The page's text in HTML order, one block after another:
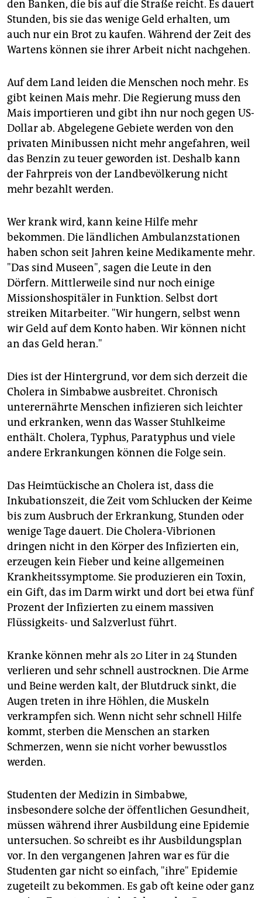
den Banken, die bis auf die Straße reicht. Es dauert
Stunden, bis sie das wenige Geld erhalten, um
auch nur ein Brot zu kaufen. Während der Zeit des
Wartens können sie ihrer Arbeit nicht nachgehen.
Auf dem Land leiden die Menschen noch mehr. Es
gibt keinen Mais mehr. Die Regierung muss den
Mais importieren und gibt ihn nur noch gegen US-
Dollar ab. Abgelegene Gebiete werden von den
privaten Minibussen nicht mehr angefahren, weil
das Benzin zu teuer geworden ist. Deshalb kann
der Fahrpreis von der Landbevölkerung nicht
mehr bezahlt werden.
Wer krank wird, kann keine Hilfe mehr
bekommen. Die ländlichen Ambulanzstationen
haben schon seit Jahren keine Medikamente mehr.
"Das sind Museen", sagen die Leute in den
Dörfern. Mittlerweile sind nur noch einige
Missionshospitäler in Funktion. Selbst dort
streiken Mitarbeiter. "Wir hungern, selbst wenn
wir Geld auf dem Konto haben. Wir können nicht
an das Geld heran."
Dies ist der Hintergrund, vor dem sich derzeit die
Cholera in Simbabwe ausbreitet. Chronisch
unterernährte Menschen infizieren sich leichter
und erkranken, wenn das Wasser Stuhlkeime
enthält. Cholera, Typhus, Paratyphus und viele
andere Erkrankungen können die Folge sein.
Das Heimtückische an Cholera ist, dass die
Inkubationszeit, die Zeit vom Schlucken der Keime
bis zum Ausbruch der Erkrankung, Stunden oder
wenige Tage dauert. Die Cholera-Vibrionen
dringen nicht in den Körper des Infizierten ein,
erzeugen kein Fieber und keine allgemeinen
Krankheitssymptome. Sie produzieren ein Toxin,
ein Gift, das im Darm wirkt und dort bei etwa fünf
Prozent der Infizierten zu einem massiven
Flüssigkeits- und Salzverlust führt.
Kranke können mehr als 20 Liter in 24 Stunden
verlieren und sehr schnell austrocknen. Die Arme
und Beine werden kalt, der Blutdruck sinkt, die
Augen treten in ihre Höhlen, die Muskeln
verkrampfen sich. Wenn nicht sehr schnell Hilfe
kommt, sterben die Menschen an starken
Schmerzen, wenn sie nicht vorher bewusstlos
werden.
Studenten der Medizin in Simbabwe,
insbesondere solche der öffentlichen Gesundheit,
müssen während ihrer Ausbildung eine Epidemie
untersuchen. So schreibt es ihr Ausbildungsplan
vor. In den vergangenen Jahren war es für die
Studenten gar nicht so einfach, "ihre" Epidemie
zugeteilt zu bekommen. Es gab oft keine oder ganz